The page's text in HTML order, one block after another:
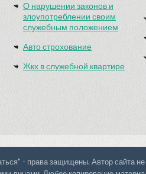
О нарушении законов и
злоупотреблении своим
служебным положением
Авто строхование
Жкх в служебной квартире
- права защищены. Автор сайта не